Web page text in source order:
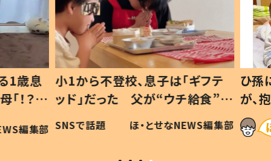
歳息
？」
編集部
小1から不登校、息子は「ギフテ
ッド」だった 父が“ウチ給食”を
作り続ける理由とは #令和の親
#令和の子
SNSで話題 ほ・とせなNEWS編集部
ひ孫
が、抱
「涙が
い」